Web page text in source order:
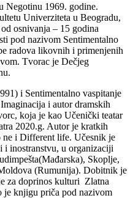
Negotinu 1969. godine.
Univerziteta u Beogradu,
osnivanja – 15 godina
pod nazivom Sentimentalno
radova likovnih i primenjenih
Tvorac je Dečjeg
i Sentimentalno vaspitanje
i autor dramskih
koja je kao Učenički teatar
2020.g. Autor je kratkih
i Different life. Učesnik je
inostranstvu, u organizaciji
Skoplje,
(Rumunija). Dobitnik je
za doprinos kulturi Zlatna
je knjigu priča pod nazivom